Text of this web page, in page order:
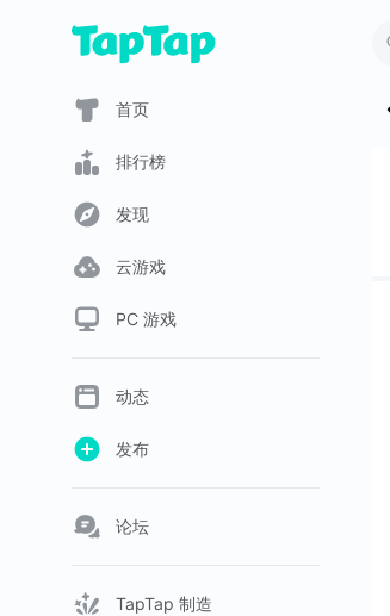
首页
排行榜
发现
云游戏
PC 游戏
动态
发布
论坛
TapTap 制造